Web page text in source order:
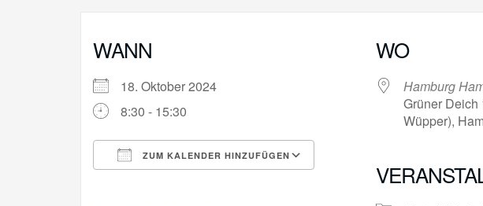
WANN
18. Oktober 2024
8:30 - 15:30
ZUM KALENDER HINZUFÜGEN
Google Kalender
WO
Hamburg
Grüner Deich
Wüpper),